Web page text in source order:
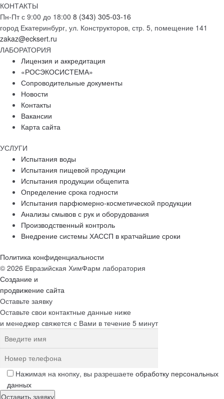
КОНТАКТЫ
Пн-Пт с 9:00 до 18:00 8 (343) 305-03-16
город Екатеринбург, ул. Конструкторов, стр. 5, помещение 141
zakaz@ecksert.ru
ЛАБОРАТОРИЯ
Лицензия и аккредитация
«РОСЭКОСИСТЕМА»
Сопроводительные документы
Новости
Контакты
Вакансии
Карта сайта
УСЛУГИ
Испытания воды
Испытания пищевой продукции
Испытания продукции общепита
Определение срока годности
Испытания парфюмерно-косметической продукции
Анализы смывов с рук и оборудования
Производственный контроль
Внедрение системы ХАССП в кратчайшие сроки
Политика конфиденциальности
© 2026 Евразийская ХимФарм лаборатория
Создание и
продвижение сайта
Оставьте заявку
Оставьте свои контактные данные ниже
и менеджер свяжется с Вами в течение 5 минут
Нажимая на кнопку, вы разрешаете обработку персональных
данных